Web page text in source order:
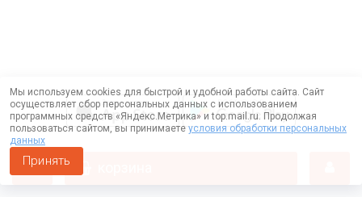
Мы используем cookies для быстрой и удобной работы сайта. Сайт
осуществляет сбор персональных данных с использованием
программных средств «Яндекс.Метрика» и top.mail.ru. Продолжая
пользоваться сайтом, вы принимаете условия обработки персональных
данных
Принять